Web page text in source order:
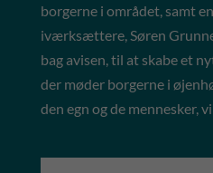
borgerne i området, samt
iværksættere, Søren
bag avisen, til at skabe et
der møder borgerne i
den egn og de mennesker, vi